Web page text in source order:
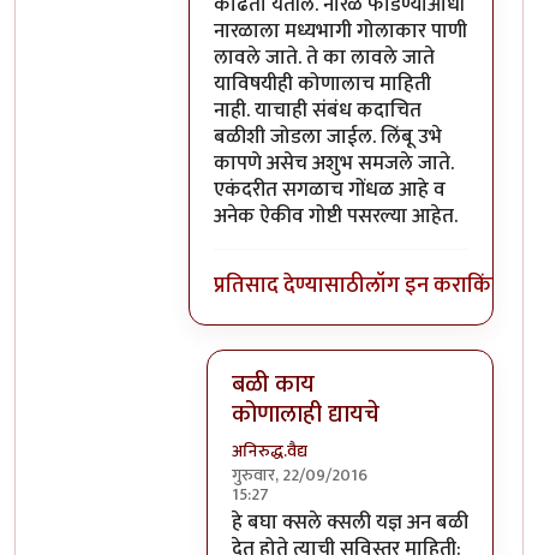
नारळाला मध्यभागी गोलाकार पाणी
लावले जाते. ते का लावले जाते
याविषयीही कोणालाच माहिती
नाही. याचाही संबंध कदाचित
बळीशी जोडला जाईल. लिंबू उभे
कापणे असेच अशुभ समजले जाते.
एकंदरीत सगळाच गोंधळ आहे व
अनेक ऐकीव गोष्टी पसरल्या आहेत.
प्रतिसाद देण्यासाठीलॉग इन कराकिंवा
बळी काय
कोणालाही द्यायचे
अनिरुद्ध.वैद्य
गुरुवार, 22/09/2016
15:27
In reply toपरंतु नारळ फोडणे म्हणजे
हे बघा क्सले क्सली यज्ञ अन बळी